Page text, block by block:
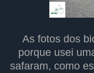
As fotos dos
porque usei
safaram, como